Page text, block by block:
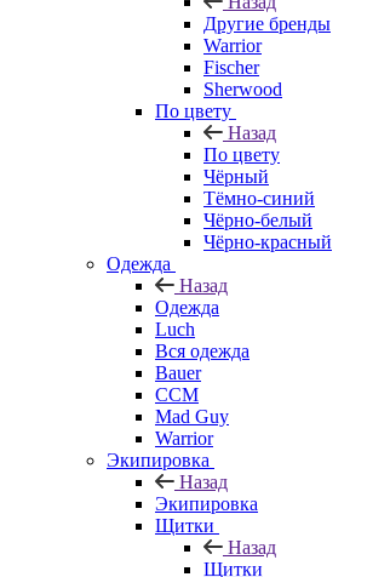
Другие бренды
Warrior
Fischer
Sherwood
По цвету
Назад
По цвету
Чёрный
Тёмно-синий
Чёрно-белый
Чёрно-красный
Одежда
Назад
Одежда
Luch
Вся одежда
Bauer
CCM
Mad Guy
Warrior
Экипировка
Назад
Экипировка
Щитки
Назад
Щитки